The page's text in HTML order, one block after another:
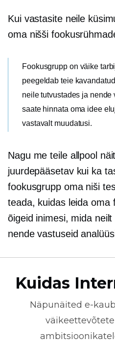
Kui vastasite neile
oma nišši
Fookusgrupp on väike
peegeldab teie
neile tutvustades ja
saate hinnata oma idee
vastavalt muudatusi.
Nagu me teile allpool
juurdepääsetav kui ka
fookusgrupp oma niši
teada, kuidas leida oma
õigeid inimesi, mida
nende vastuseid
Kuidas
Näpunäited e-